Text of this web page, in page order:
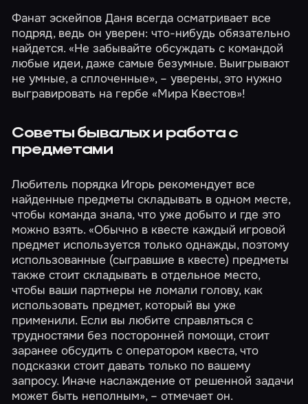
Фанат эскейпов Даня всегда осматривает все
подряд, ведь он уверен: что-нибудь обязательно
найдется. «Не забывайте обсуждать с командой
любые идеи, даже самые безумные. Выигрывают
не умные, а сплоченные», – уверены, это нужно
выгравировать на гербе «Мира Квестов»!
Советы бывалых и работа с
предметами
Любитель порядка Игорь рекомендует все
найденные предметы складывать в одном месте,
чтобы команда знала, что уже добыто и где это
можно взять. «Обычно в квесте каждый игровой
предмет используется только однажды, поэтому
использованные (сыгравшие в квесте) предметы
также стоит складывать в отдельное место,
чтобы ваши партнеры не ломали голову, как
использовать предмет, который вы уже
применили. Если вы любите справляться с
трудностями без посторонней помощи, стоит
заранее обсудить с оператором квеста, что
подсказки стоит давать только по вашему
запросу. Иначе наслаждение от решенной задачи
может быть неполным», – отмечает он.